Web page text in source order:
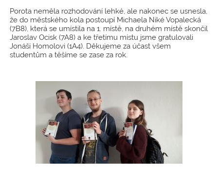
Porota neměla rozhodování lehké, ale nakonec se usnesla,
že do městského kola postoupí Michaela Niké Vopalecká
(7B8), která se umístila na 1. místě, na druhém místě skončil
Jaroslav Ocisk (7A8) a ke třetímu místu jsme gratulovali
Jonáši Homolovi (1A4). Děkujeme za účast všem
studentům a těšíme se zase za rok.